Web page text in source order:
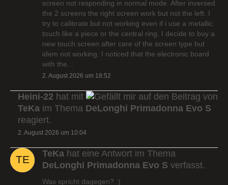
screen not responding in normal mode. After inversed
the 2 screens the right screen work but not the left. I
try to calibrate but not working even if i use a metallic
touch like a piece or the central ring. I decide to buy a
new touch screen after care of the screen type but
idem not working. I noticed that the electronic board
with the…
2. August 2026 um 18:52
Heini-22 hat mit
auf den Beitrag von
TeKa im Thema DeLonghi Primadonna Evo S
reagiert.
2. August 2026 um 10:04
TeKa hat eine Antwort im Thema
DeLonghi Primadonna Evo S verfasst.
Was spricht dagegen? :)